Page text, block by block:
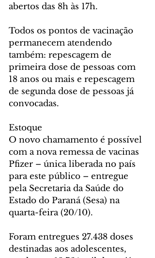
abertos das 8h às 17h.
Todos os pontos de vacinação
permanecem atendendo
também: repescagem de
primeira dose de pessoas com
18 anos ou mais e repescagem
de segunda dose de pessoas já
convocadas.
Estoque
O novo chamamento é possível
com a nova remessa de vacinas
Pfizer – única liberada no país
para este público – entregue
pela Secretaria da Saúde do
Estado do Paraná (Sesa) na
quarta-feira (20/10).
Foram entregues 27.438 doses
destinadas aos adolescentes,